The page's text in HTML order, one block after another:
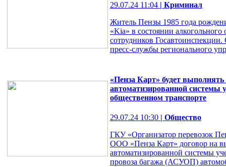
29.07.24 11:04 | Криминал
Житель Пензы 1985 года
«Kia» в состоянии
сотрудников
пресс-службы регионального
«Пенза Карт» будет
автоматизированной системы
общественном транспорте
29.07.24 10:30 | Общество
ГКУ «Организатор перевозок
ООО «Пенза Карт» договор на
автоматизированной системы
провоза багажа (АСУОП)